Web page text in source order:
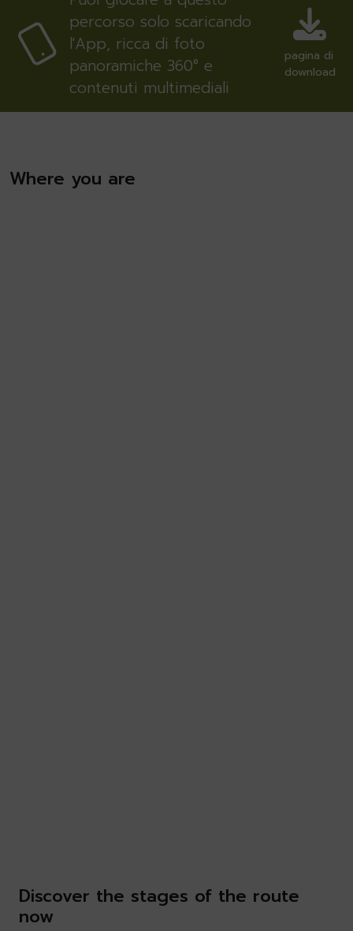
percorso solo scaricando
l'App, ricca di foto
panoramiche 360° e
contenuti multimediali
pagina di
download
Where you are
Discover the stages of the route
now